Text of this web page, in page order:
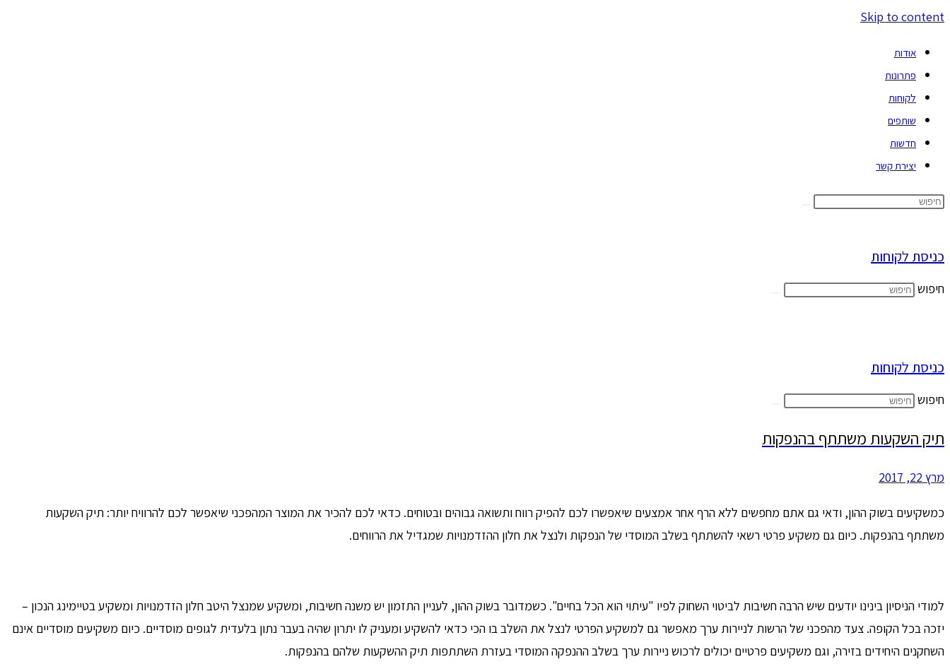
Skip to content
אודות
פתרונות
לקוחות
שותפים
חדשות
יצירת קשר
כניסת לקוחות
חיפוש
כניסת לקוחות
חיפוש
תיק השקעות משתתף בהנפקות
מרץ 22, 2017
כמשקיעים בשוק ההון, ודאי גם אתם מחפשים ללא הרף אחר אמצעים שיאפשרו לכם להפיק רווח ותשואה גבוהים ובטוחים. כדאי לכם להכיר את המוצר המהפכני שיאפשר לכם להרוויח יותר: תיק השקעות
משתתף בהנפקות. כיום גם משקיע פרטי רשאי להשתתף בשלב המוסדי של הנפקות ולנצל את חלון ההזדמנויות שמגדיל את הרווחים.
למודי הניסיון בינינו יודעים שיש הרבה חשיבות לביטוי השחוק לפיו "עיתוי הוא הכל בחיים". כשמדובר בשוק ההון, לעניין התזמון יש משנה חשיבות, ומשקיע שמנצל היטב חלון הזדמנויות ומשקיע בטיימינג הנכון –
יזכה בכל הקופה. צעד מהפכני של הרשות לניירות ערך מאפשר גם למשקיע הפרטי לנצל את השלב בו הכי כדאי להשקיע ומעניק לו יתרון שהיה בעבר נתון בלעדית לגופים מוסדיים. כיום משקיעים מוסדיים אינם
השחקנים היחידים בזירה, וגם משקיעים פרטיים יכולים לרכוש ניירות ערך בשלב ההנפקה המוסדי בעזרת השתתפות תיק ההשקעות שלהם בהנפקות.